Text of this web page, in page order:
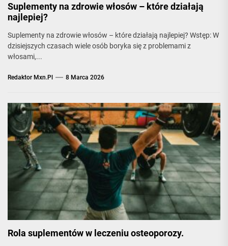
Suplementy na zdrowie włosów – które działają
najlepiej?
Suplementy na zdrowie włosów – które działają najlepiej? Wstęp: W
dzisiejszych czasach wiele osób boryka się z problemami z
włosami,...
Redaktor Mxn.pl 8 Marca 2026
Rola suplementów w leczeniu osteoporozy.